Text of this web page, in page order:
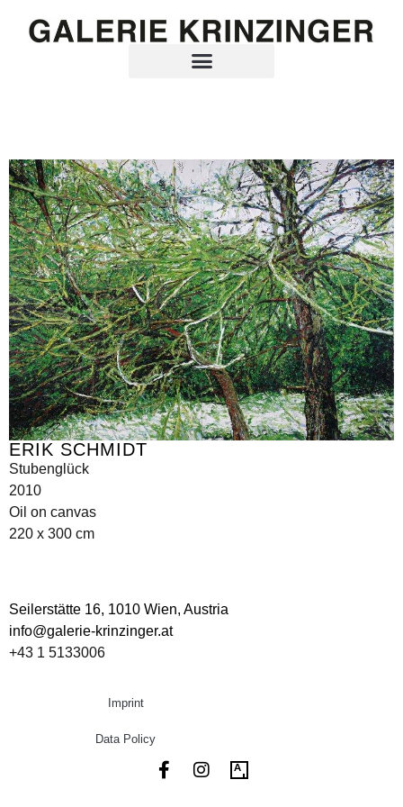
ERIK SCHMIDT
Stubenglück
2010
Oil on canvas
220 x 300 cm
Seilerstätte 16, 1010 Wien, Austria
info@galerie-krinzinger.at
+43 1 5133006
Imprint
Data Policy